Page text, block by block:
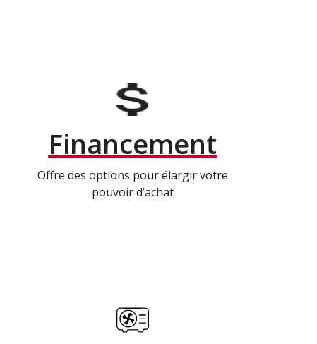
Financement
Offre des options pour élargir votre
pouvoir d’achat